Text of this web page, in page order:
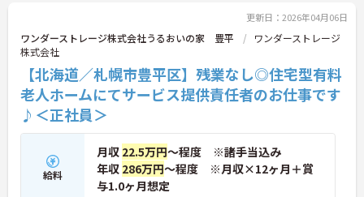
更新日：2026年04月06日
ワンダーストレージ株式会社うるおいの家 豊平
ワンダーストレージ
株式会社
【北海道／札幌市豊平区】残業なし◎住宅型有料
老人ホームにてサービス提供責任者のお仕事です
♪＜正社員＞
給料
月収 22.5万円～程度 ※諸手当込み
年収 286万円～程度 ※月収×12ヶ月＋賞
与1.0ヶ月想定